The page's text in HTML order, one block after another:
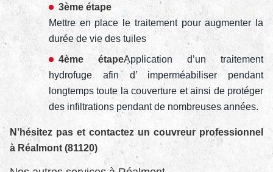
3ème étape
Mettre en place le traitement pour augmenter la
durée de vie des tuiles
4ème étapeApplication d’un traitement
hydrofuge afin d’ imperméabiliser pendant
longtemps toute la couverture et ainsi de protéger
des infiltrations pendant de nombreuses années.
N’hésitez pas et contactez un couvreur professionnel
à Réalmont (81120)